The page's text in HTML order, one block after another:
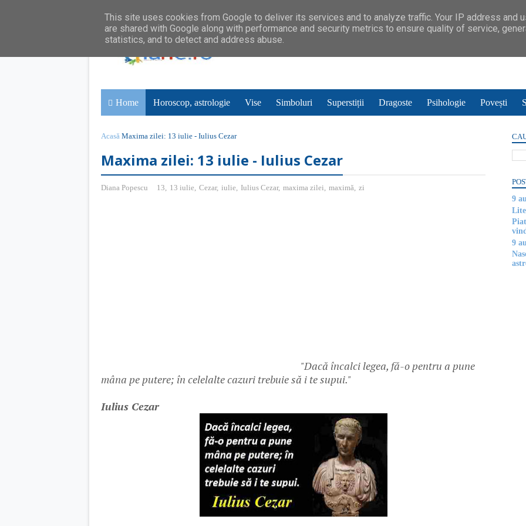
Home Horoscop, astrologie Vise Simboluri Superstiții Dragoste Psihologie Povești
Acasă Maxima zilei: 13 iulie - Iulius Cezar
Maxima zilei: 13 iulie - Iulius Cezar
Diana Popescu 13, 13 iulie, Cezar, iulie, Iulius Cezar, maxima zilei, maximă, zi
"Dacă încalci legea, fă-o pentru a pune
mâna pe putere; în celelalte cazuri trebuie să i te supui."
Iulius Cezar
9
9
This site uses cookies from Google to deliver its services and to analyze traffic. Your IP address and
are shared with Google along with performance and security metrics to ensure quality of service,
statistics, and to detect and address abuse.